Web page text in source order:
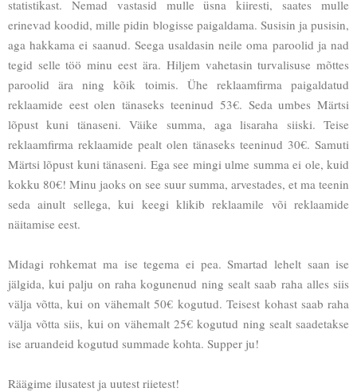
statistikast. Nemad vastasid mulle üsna kiiresti, saates mulle
erinevad koodid, mille pidin blogisse paigaldama. Susisin ja pusisin,
aga hakkama ei saanud. Seega usaldasin neile oma paroolid ja nad
tegid selle töö minu eest ära. Hiljem vahetasin turvalisuse mõttes
paroolid ära ning kõik toimis. Ühe reklaamfirma paigaldatud
reklaamide eest olen tänaseks teeninud 53€. Seda umbes Märtsi
lõpust kuni tänaseni. Väike summa, aga lisaraha siiski. Teise
reklaamfirma reklaamide pealt olen tänaseks teeninud 30€. Samuti
Märtsi lõpust kuni tänaseni. Ega see mingi ulme summa ei ole, kuid
kokku 80€! Minu jaoks on see suur summa, arvestades, et ma teenin
seda ainult sellega, kui keegi klikib reklaamile või reklaamide
näitamise eest.
Midagi rohkemat ma ise tegema ei pea. Smartad lehelt saan ise
jälgida, kui palju on raha kogunenud ning sealt saab raha alles siis
välja võtta, kui on vähemalt 50€ kogutud. Teisest kohast saab raha
välja võtta siis, kui on vähemalt 25€ kogutud ning sealt saadetakse
ise aruandeid kogutud summade kohta. Supper ju!
Räägime ilusatest ja uutest riietest!